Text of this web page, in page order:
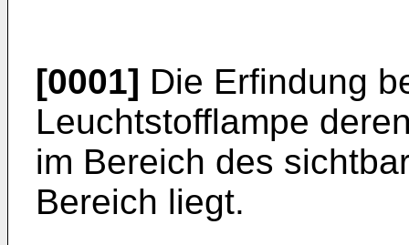
[0001] Die Erfindung
Leuchtstofflampe
im Bereich des
Bereich liegt.